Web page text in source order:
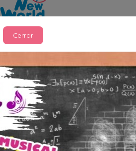
ambientes se basa en los principios
Son espacios luminosos y cálidos,
Cerrar